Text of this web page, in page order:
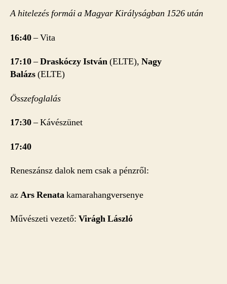
A hitelezés formái a Magyar Királyságban 1526 után
16:40– Vita
17:10–Draskóczy István(ELTE), Nagy
Balázs(ELTE)
Összefoglalás
17:30– Kávészünet
17:40
Reneszánsz dalok nem csak a pénzről:
azArs Renatakamarahangversenye
Művészeti vezető: Virágh László